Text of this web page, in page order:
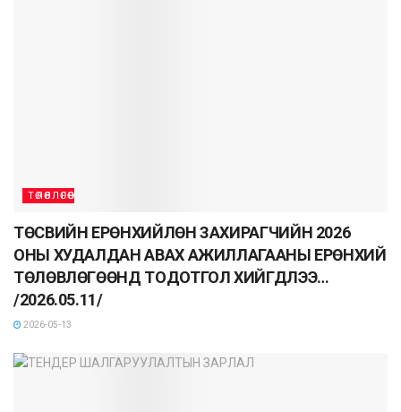
ТӨЛӨВЛӨГӨӨ
ТӨСВИЙН ЕРӨНХИЙЛӨН ЗАХИРАГЧИЙН 2026
ОНЫ ХУДАЛДАН АВАХ АЖИЛЛАГААНЫ ЕРӨНХИЙ
ТӨЛӨВЛӨГӨӨНД ТОДОТГОЛ ХИЙГДЛЭЭ…
/2026.05.11/
2026-05-13